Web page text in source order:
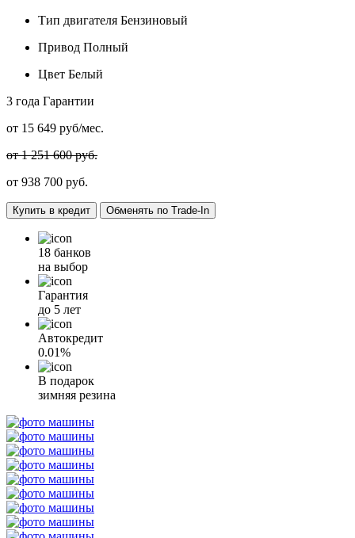
Тип двигателя Бензиновый
Привод Полный
Цвет Белый
3 года Гарантии
от 15 649 руб/мес.
от 1 251 600 руб.
от 938 700 руб.
Купить в кредит Обменять по Trade-In
18 банков
на выбор
Гарантия
до 5 лет
Автокредит
0.01%
В подарок
зимняя резина